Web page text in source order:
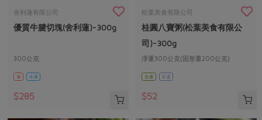
舍利蓮有限公司
優質牛腱切塊(舍利蓮)-300g
300公克
葷 冷凍
$285
松葉美食有限公司
桂圓八寶粥(松葉美食有限公
司)-300g
淨重300公克(固形量200公克)
全素 常溫
$52